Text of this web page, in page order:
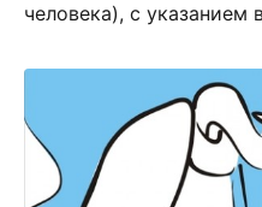
человека), с указанием